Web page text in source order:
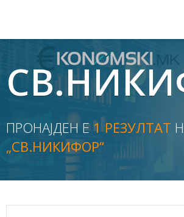
АКТУЕЛНО
ЕКОНОМИЈА
ФИНАНСИИ
БАНКАРСТВО
ЖИВОТ
ПРОНАЈДЕН Е1 РЕЗУЛТАТ
„СВ.НИКИФОР“